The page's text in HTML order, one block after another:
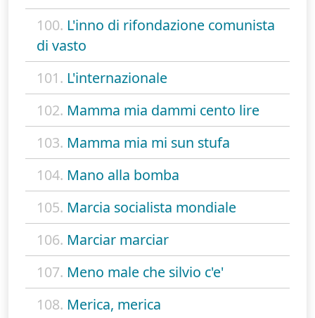
100. L'inno di rifondazione comunista
di vasto
101. L'internazionale
102. Mamma mia dammi cento lire
103. Mamma mia mi sun stufa
104. Mano alla bomba
105. Marcia socialista mondiale
106. Marciar marciar
107. Meno male che silvio c'e'
108. Merica, merica